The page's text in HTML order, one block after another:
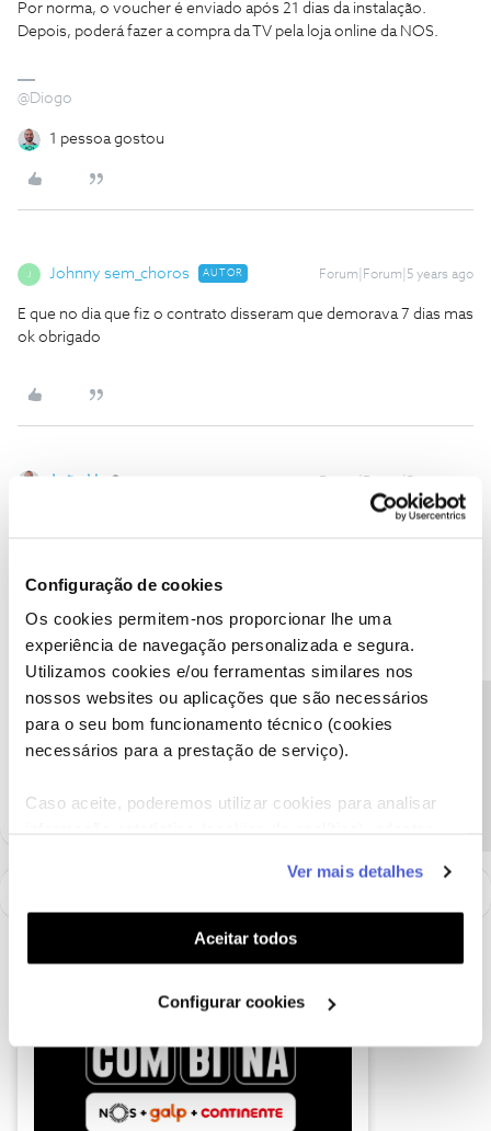
Configuração de cookies
Os cookies permitem-nos proporcionar lhe uma
experiência de navegação personalizada e segura.
Utilizamos cookies e/ou ferramentas similares nos
nossos websites ou aplicações que são necessários
para o seu bom funcionamento técnico (cookies
necessários para a prestação de serviço).
Caso aceite, poderemos utilizar cookies para analisar
funcionalidades (cookies de personalização e
funcionalidade) e adaptar anúncios aos seus interesses
(cookies de publicidade personalizada). Pode gerir a
utilização dos cookies clicando em "Configurar
Ver mais detalhes
Aceitar todos
Configurar cookies
Por norma, o voucher é enviado após 21 dias da instalação.
Depois, poderá fazer a compra da TV pela loja online da NOS.
@Diogo
1 pessoa gostou
Johnny sem_choros AUTOR Forum|Forum|5 years ago
E que no dia que fiz o contrato disseram que demorava 7 dias mas
ok obrigado
João H.
Envie-nos por favor, uma mensagem privada com o seu número
Obrigado
Ajude a comunidade a encontrar informação relevante. Marque
como "Melhor Resposta" e faça "Like" nos melhores comentários.
Siga os perfis da moderação, através da opção "Seguir", para estar